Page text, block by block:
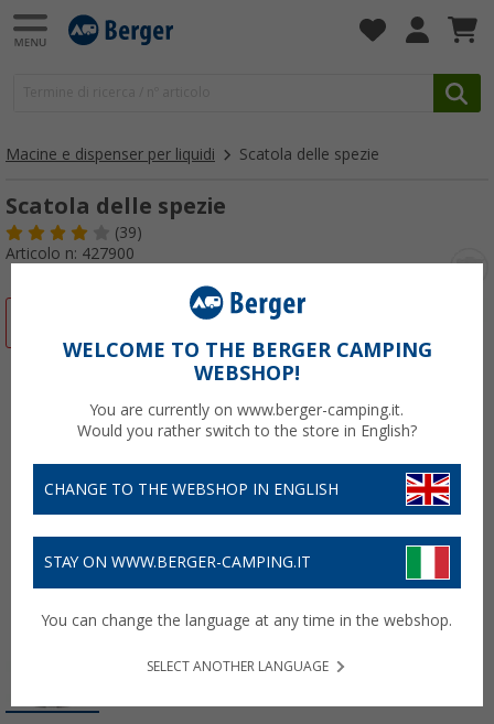
Macine e dispenser per liquidi Scatola delle spezie
Scatola delle spezie
(39)
Articolo n: 427900
WELCOME TO THE BERGER CAMPING
WEBSHOP!
You are currently on www.berger-camping.it.
Would you rather switch to the store in English?
CHANGE TO THE WEBSHOP IN ENGLISH
STAY ON WWW.BERGER-CAMPING.IT
You can change the language at any time in the webshop.
SELECT ANOTHER LANGUAGE